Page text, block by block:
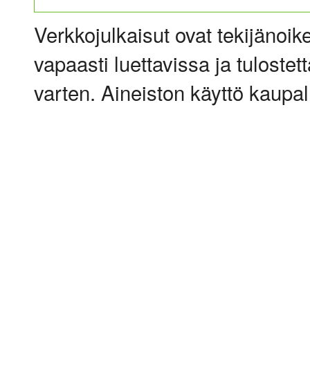
Verkkojulkaisut ovat
vapaasti luettavissa ja
varten. Aineiston käyttö